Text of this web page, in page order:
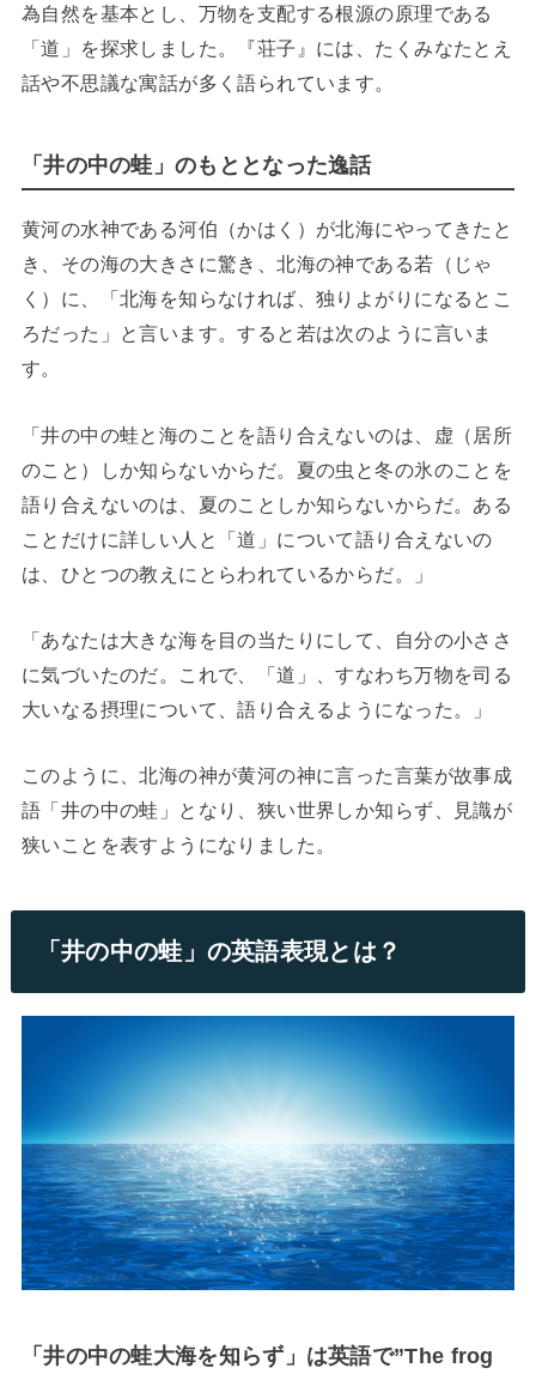
為自然を基本とし、万物を支配する根源の原理である
「道」を探求しました。『荘子』には、たくみなたとえ
話や不思議な寓話が多く語られています。
「井の中の蛙」のもととなった逸話
黄河の水神である河伯（かはく）が北海にやってきたと
き、その海の大きさに驚き、北海の神である若（じゃ
く）に、「北海を知らなければ、独りよがりになるとこ
ろだった」と言います。すると若は次のように言いま
す。
「井の中の蛙と海のことを語り合えないのは、虚（居所
のこと）しか知らないからだ。夏の虫と冬の氷のことを
語り合えないのは、夏のことしか知らないからだ。ある
ことだけに詳しい人と「道」について語り合えないの
は、ひとつの教えにとらわれているからだ。」
「あなたは大きな海を目の当たりにして、自分の小ささ
に気づいたのだ。これで、「道」、すなわち万物を司る
大いなる摂理について、語り合えるようになった。」
このように、北海の神が黄河の神に言った言葉が故事成
語「井の中の蛙」となり、狭い世界しか知らず、見識が
狭いことを表すようになりました。
「井の中の蛙」の英語表現とは？
「井の中の蛙大海を知らず」は英語で”The frog